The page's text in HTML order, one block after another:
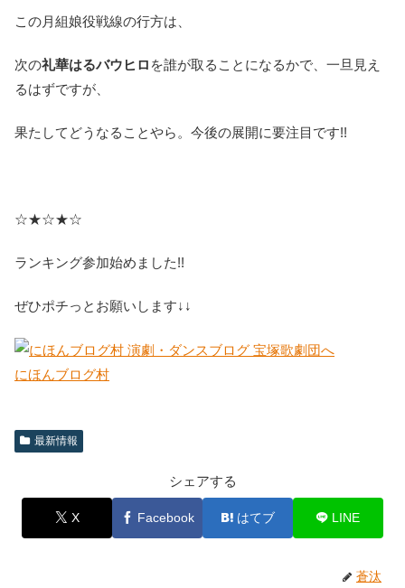
この月組娘役戦線の行方は、
次の礼華はるバウヒロ を誰が取ることになるかで、一旦見え
るはずですが、
果たしてどうなることやら。今後の展開に要注目です!!
☆★☆★☆
ランキング参加始めました!!
ぜひポチっとお願いします↓↓
にほんブログ村
最新情報
シェアする
X Facebook はてブ LINE
蒼汰